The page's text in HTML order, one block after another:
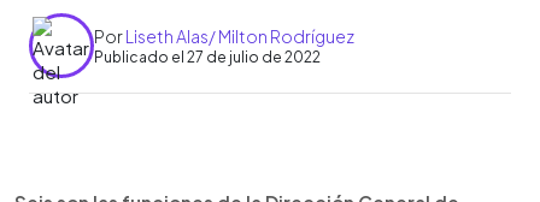
PorLiseth Alas/ Milton Rodríguez
Publicado el 27 de julio de 2022